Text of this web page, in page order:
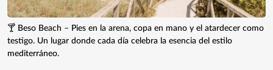
🍸 Beso Beach – Pies en la arena, copa en mano y el atardecer como
testigo. Un lugar donde cada día celebra la esencia del estilo
mediterráneo.